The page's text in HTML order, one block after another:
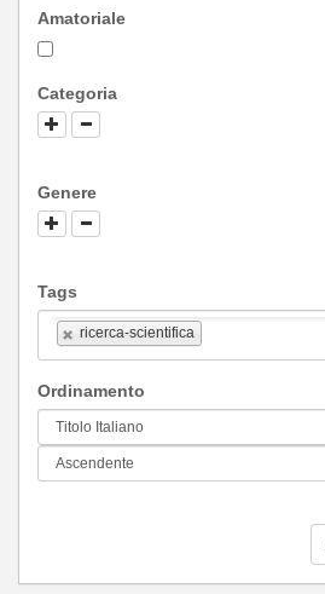
Amatoriale
Categoria
Genere
Tags
ricerca-scientifica
Ordinamento